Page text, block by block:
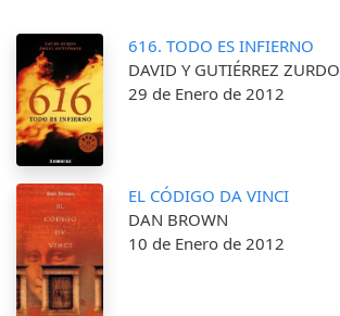
616. TODO ES INFIERNO
DAVID Y GUTIÉRREZ ZURDO
29 de Enero de 2012
EL CÓDIGO DA VINCI
DAN BROWN
10 de Enero de 2012